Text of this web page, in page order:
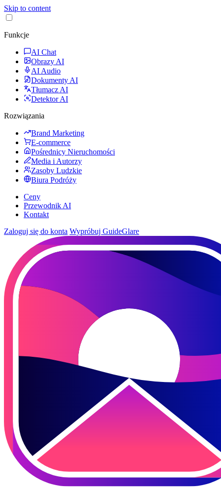
Skip to content
Funkcje
AI Chat
Obrazy AI
AI Audio
Dokumenty AI
Tłumacz AI
Detektor AI
Rozwiązania
Brand Marketing
E-commerce
Pośrednicy Nieruchomości
Media i Autorzy
Zasoby Ludzkie
Biura Podróży
Ceny
Przewodnik AI
Kontakt
Zaloguj się do konta Wypróbuj GuideGlare